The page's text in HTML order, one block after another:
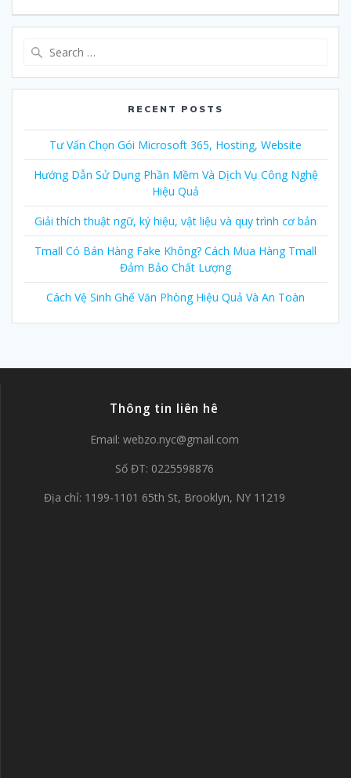
RECENT POSTS
Tư Vấn Chọn Gói Microsoft 365, Hosting, Website
Hướng Dẫn Sử Dụng Phần Mềm Và Dịch Vụ Công Nghệ
Hiệu Quả
Giải thích thuật ngữ, ký hiệu, vật liệu và quy trình cơ bản
Tmall Có Bán Hàng Fake Không? Cách Mua Hàng Tmall
Đảm Bảo Chất Lượng
Cách Vệ Sinh Ghế Văn Phòng Hiệu Quả Và An Toàn
Thông tin liên hê
Email: webzo.nyc@gmail.com
Số ĐT: 0225598876
Địa chỉ: 1199-1101 65th St, Brooklyn, NY 11219